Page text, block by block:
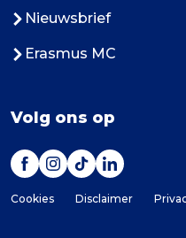
Nieuwsbrief
Erasmus MC
Volg ons op
Cookies Disclaimer